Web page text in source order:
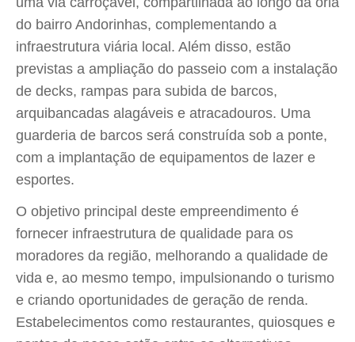
do bairro Andorinhas, complementando a
infraestrutura viária local. Além disso, estão
previstas a ampliação do passeio com a instalação
de decks, rampas para subida de barcos,
arquibancadas alagáveis e atracadouros. Uma
guarderia de barcos será construída sob a ponte,
com a implantação de equipamentos de lazer e
esportes.
O objetivo principal deste empreendimento é
fornecer infraestrutura de qualidade para os
moradores da região, melhorando a qualidade de
vida e, ao mesmo tempo, impulsionando o turismo
e criando oportunidades de geração de renda.
Estabelecimentos como restaurantes, quiosques e